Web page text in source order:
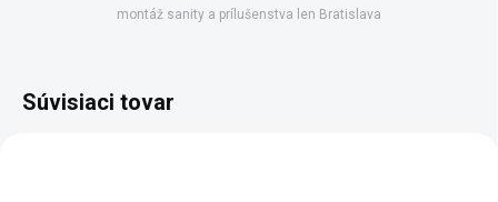
montáž sanity a prílušenstva len Bratislava
Súvisiaci tovar